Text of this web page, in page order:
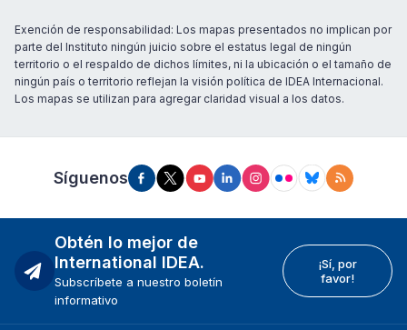
Exención de responsabilidad: Los mapas presentados no implican por
parte del Instituto ningún juicio sobre el estatus legal de ningún
territorio o el respaldo de dichos límites, ni la ubicación o el tamaño de
ningún país o territorio reflejan la visión política de IDEA Internacional.
Los mapas se utilizan para agregar claridad visual a los datos.
Síguenos
Obtén lo mejor de
International IDEA.
Subscríbete a nuestro boletín
informativo
¡Sí, por
favor!